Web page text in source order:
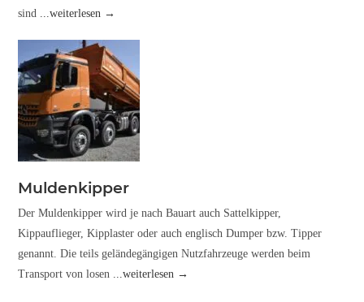
sind ...weiterlesen →
Muldenkipper
Der Muldenkipper wird je nach Bauart auch Sattelkipper,
Kippauflieger, Kipplaster oder auch englisch Dumper bzw. Tipper
genannt. Die teils geländegängigen Nutzfahrzeuge werden beim
Transport von losen ...weiterlesen →